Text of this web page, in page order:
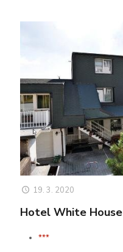
19. 3. 2020
Hotel White House
***